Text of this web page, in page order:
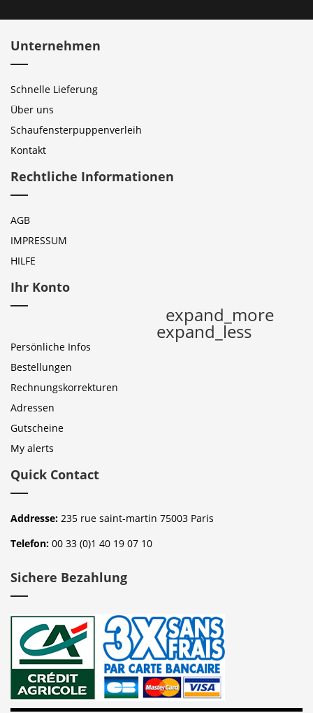
Unternehmen
Schnelle Lieferung
Über uns
Schaufensterpuppenverleih
Kontakt
Rechtliche Informationen
AGB
IMPRESSUM
HILFE
Ihr Konto
expand_more
expand_less
Persönliche Infos
Bestellungen
Rechnungskorrekturen
Adressen
Gutscheine
My alerts
Quick Contact
Addresse: 235 rue saint-martin 75003 Paris
Telefon: 00 33 (0)1 40 19 07 10
Sichere Bezahlung